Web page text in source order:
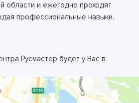
области и ежегодно проходят
профессиональные навыки.
Русмастер будет у Вас в